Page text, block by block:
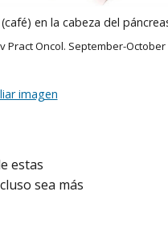
en la cabeza del
Pract Oncol. September-October
imagen
estas
sea más